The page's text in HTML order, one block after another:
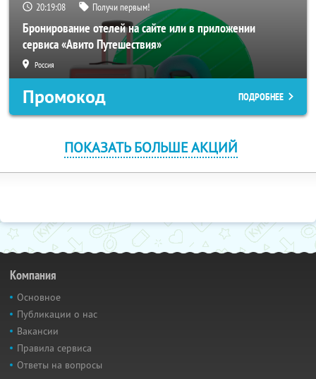
20:19:08 Получи первым!
Бронирование отелей на сайте или в приложении
сервиса «Авито Путешествия»
Россия
Промокод ПОДРОБНЕЕ
ПОКАЗАТЬ БОЛЬШЕ АКЦИЙ
Компания
Основное
Публикации о нас
Вакансии
Правила сервиса
Ответы на вопросы